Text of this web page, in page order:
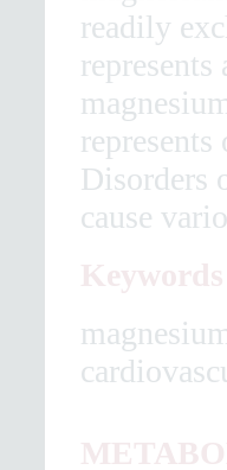
readily
Disorders
cause